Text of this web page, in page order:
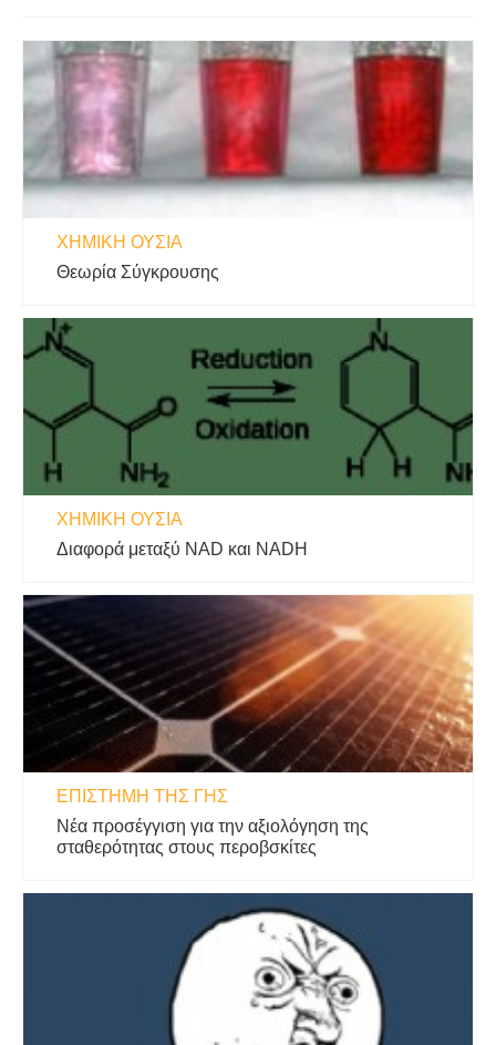
ΧΗΜΙΚΉ ΟΥΣΊΑ
Θεωρία Σύγκρουσης
ΧΗΜΙΚΉ ΟΥΣΊΑ
Διαφορά μεταξύ NAD και NADH
ΕΠΙΣΤΉΜΗ ΤΗΣ ΓΗΣ
Νέα προσέγγιση για την αξιολόγηση της
σταθερότητας στους περοβσκίτες